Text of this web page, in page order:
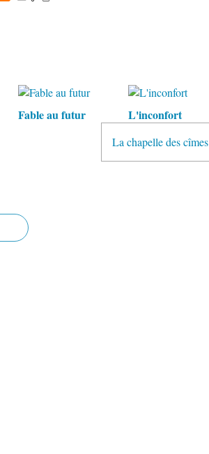
Fable au futur L'inconfort
La chapelle des cîmes